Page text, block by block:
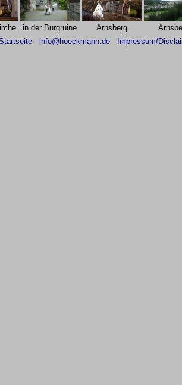
in der Burgruine Arnsberg
info@hoeckmann.de Impressum/